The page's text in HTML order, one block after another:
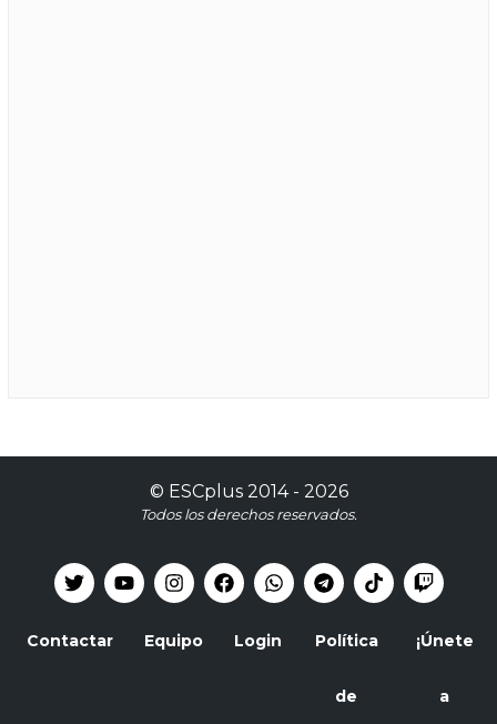
© ESCplus2014 - 2026
Todos los derechos reservados.
Contactar Equipo Login Política
de
¡Únete
a